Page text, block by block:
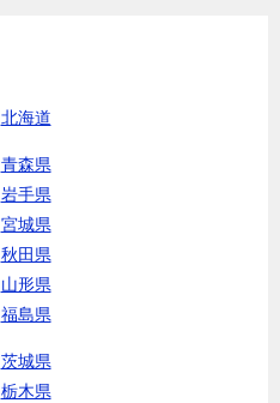
北海道
青森県
岩手県
宮城県
秋田県
山形県
福島県
茨城県
栃木県